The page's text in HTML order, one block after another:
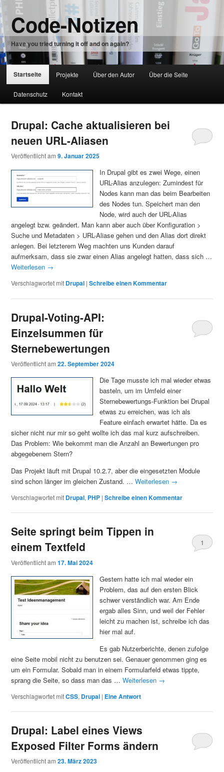
Zum
Inhalt
wechseln
Zum
sekundären
Inhalt
wechseln
Code-Notizen
Have you tried turning it off and on again?
Hauptmenü
Zum
Inhalt
Startseite Projekte Über den Autor Über die Seite
Datenschutz Kontakt
Drupal: Cache aktualisieren bei
neuen URL-Aliasen
Veröffentlicht am9. Januar 2025
In Drupal gibt es zwei Wege, einen
URL-Alias anzulegen: Zumindest für
Nodes kann man das beim Bearbeiten
des Nodes tun. Speichert man den
Node, wird auch der URL-Alias
angelegt bzw. geändert. Man kann aber auch über Konfiguration >
Suche und Metadaten > URL-Aliase gehen und den Alias dort direkt
anlegen. Bei letzterem Weg machten uns Kunden darauf
aufmerksam, dass sie zwar einen Alias angelegt hatten, dass sich …
Weiterlesen →
Verschlagwortet mit Drupal |Schreibe einen Kommentar
Drupal-Voting-API:
Einzelsummen für
Sternebewertungen
Veröffentlicht am22. September 2024
Die Tage musste ich mal wieder etwas
basteln, um im Umfeld einer
Sternebewertungs-Funktion bei Drupal
etwas zu erreichen, was ich als
Feature einfach erwartet hätte. Da es
sicher nicht nur mir so geht wollte ich das mal kurz aufschreiben.
Das Problem: Wie bekommt man die Anzahl an Bewertungen pro
abgegebenem Stern?
Das Projekt läuft mit Drupal 10.2.7, aber die eingesetzten Module
sind schon länger im gleichen Zustand. …Weiterlesen →
Verschlagwortet mit Drupal, PHP |Schreibe einen Kommentar
Seite springt beim Tippen in
einem Textfeld
Veröffentlicht am17. Mai 2024
1
Gestern hatte ich mal wieder ein
Problem, das auf den ersten Blick
schwer verständlich war. Am Ende
ergab alles Sinn, und weil der Fehler
leicht zu machen ist, schreibe ich das
hier mal auf.
Es gab Nutzerberichte, denen zufolge
eine Seite mobil nicht zu benutzen sei. Genauer genommen ging es
um ein Formular. Sobald man in einem Formularfeld etwas tippte,
sprang die Seite, so dass man das …Weiterlesen →
Verschlagwortet mitCSS, Drupal | EineAntwort
Drupal: Label eines Views
Exposed Filter Forms ändern
Veröffentlicht am23. März 2023